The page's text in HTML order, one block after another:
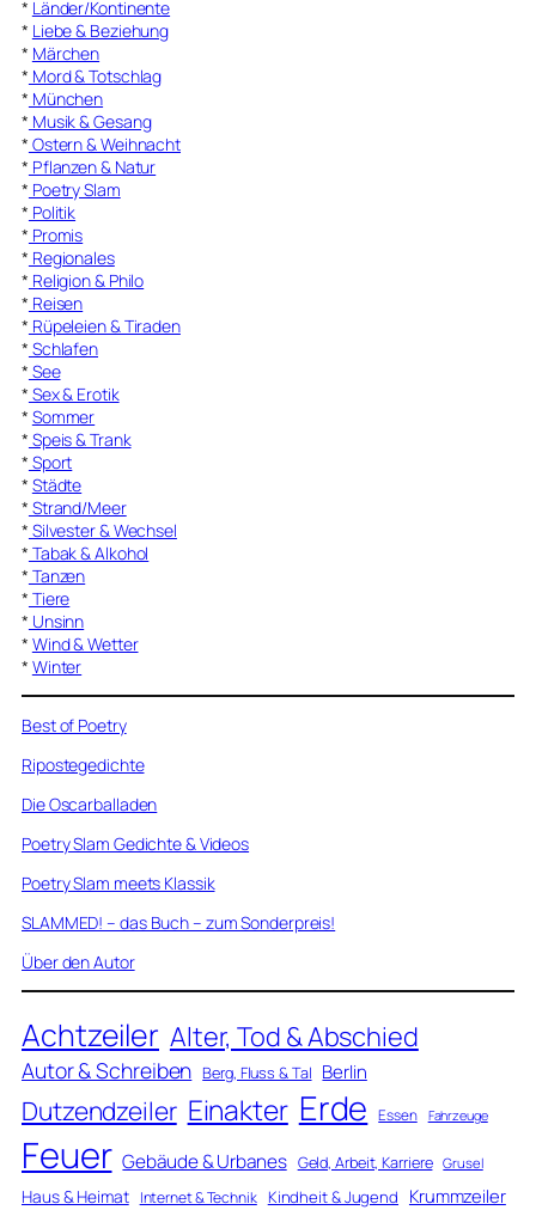
* Länder/Kontinente
* Liebe & Beziehung
* Märchen
* Mord & Totschlag
* München
* Musik & Gesang
* Ostern & Weihnacht
* Pflanzen & Natur
* Poetry Slam
* Politik
* Promis
* Regionales
* Religion & Philo
* Reisen
* Rüpeleien & Tiraden
* Schlafen
* See
* Sex & Erotik
* Sommer
* Speis & Trank
* Sport
* Städte
* Strand/Meer
* Silvester & Wechsel
* Tabak & Alkohol
* Tanzen
* Tiere
* Unsinn
* Wind & Wetter
* Winter
Best of Poetry
Ripostegedichte
Die Oscarballaden
Poetry Slam Gedichte & Videos
Poetry Slam meets Klassik
SLAMMED! – das Buch – zum Sonderpreis!
Über den Autor
Achtzeiler Alter, Tod & Abschied
Autor & Schreiben Berg, Fluss & Tal Berlin
Dutzendzeiler Einakter Erde Essen Fahrzeuge
Feuer Gebäude & Urbanes Geld, Arbeit, Karriere Grusel
Haus & Heimat Internet & Technik Kindheit & Jugend Krummzeiler